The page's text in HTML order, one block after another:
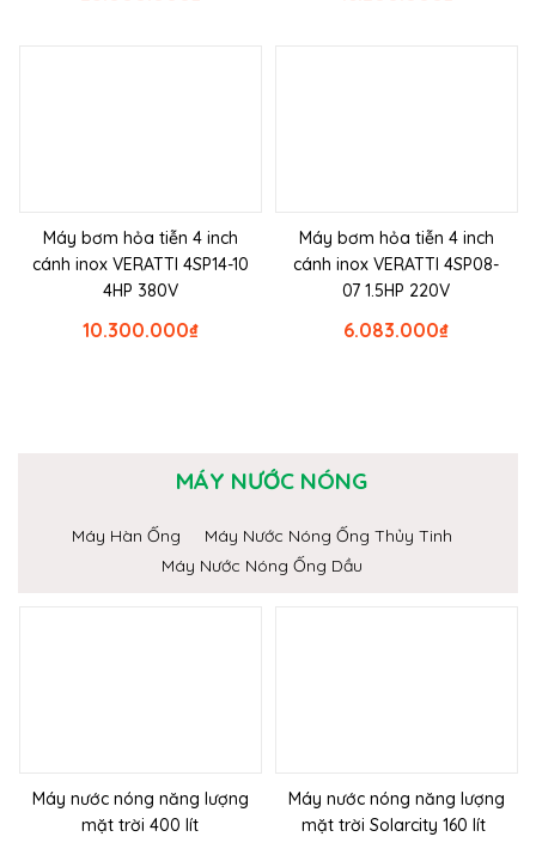
Máy bơm hỏa tiễn 4 inch
cánh inox VERATTI 4SP14-10
4HP 380V
₫
10.300.000
Máy bơm hỏa tiễn 4 inch
cánh inox VERATTI 4SP08-
07 1.5HP 220V
₫
6.083.000
MÁY NƯỚC NÓNG
Máy Hàn Ống
Máy Nước Nóng Ống Thủy Tinh
Máy Nước Nóng Ống Dầu
Máy nước nóng năng lượng
mặt trời 400 lít
Máy nước nóng năng lượng
mặt trời Solarcity 160 lít